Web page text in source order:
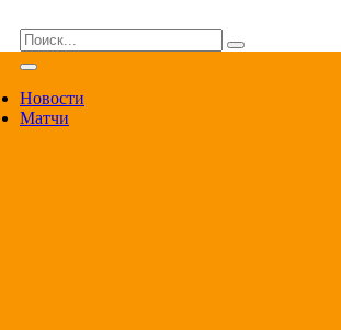
Новости
Матчи